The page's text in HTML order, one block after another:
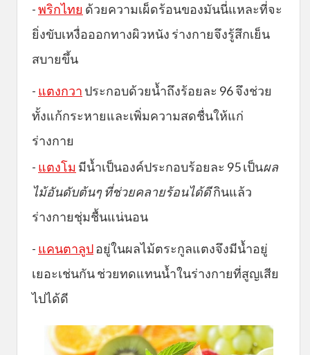
-พริกไทย ด้วยความเผ็ดร้อนของมันนี่แหละที่จะ
ยิ่งขับเหงื่อออกทางผิวหนัง ร่างกายจึงรู้สึกเย็น
สบายขึ้น
- แตงกวา ประกอบด้วยน้ำถึงร้อยละ 96 จึงช่วย
ทั้งแก้กระหายและเพิ่มความสดชื่นให้แก่
ร่างกาย
- แตงโม มีน้ำเป็นองค์ประกอบร้อยละ 95 เป็นผล
ไม้อันดับต้นๆ ที่ช่วยคลายร้อนได้ดีกินแล้ว
ร่างกายชุ่มชื้นแน่นอน
- แคนตาลูปอยู่ในผลไม้ตระกูลแตงจึงมีน้ำอยู่
เยอะเช่นกัน ช่วยทดแทนน้ำในร่างกายที่สูญเสีย
ไปได้ดี